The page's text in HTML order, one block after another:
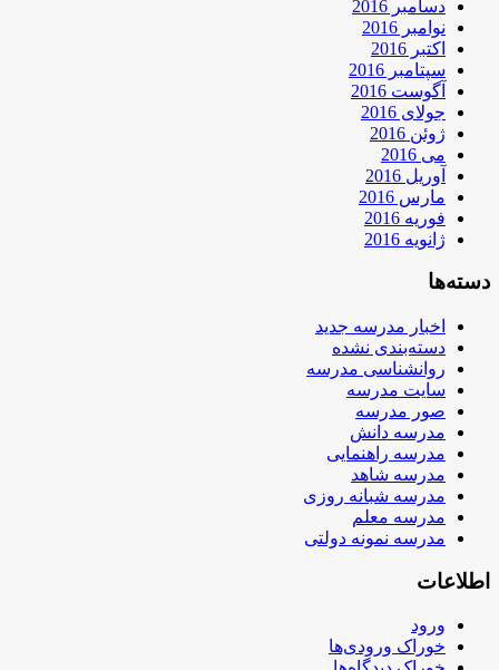
دسامبر 2016
نوامبر 2016
اکتبر 2016
سپتامبر 2016
آگوست 2016
جولای 2016
ژوئن 2016
می 2016
آوریل 2016
مارس 2016
فوریه 2016
ژانویه 2016
دسته‌ها
اخبار مدرسه جدید
دسته‌بندی نشده
روانشناسی مدرسه
سایت مدرسه
صور مدرسه
مدرسه دانش
مدرسه راهنمایی
مدرسه شاهد
مدرسه شبانه روزی
مدرسه معلم
مدرسه نمونه دولتی
اطلاعات
ورود
خوراک ورودی‌ها